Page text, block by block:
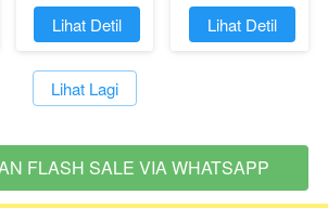
`
Lihat Detil
`Lihat Detil
`Lihat Lagi
FLASH SALE VIA WHATSAPP